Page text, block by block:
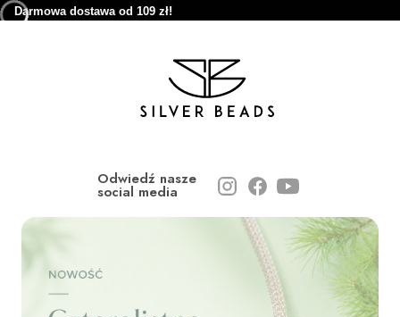
Darmowa dostawa od 109 zł!
Odwiedź nasze
social media